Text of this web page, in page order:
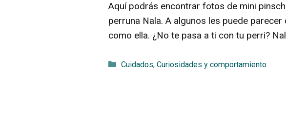
Aquí podrás encontrar fotos de mini
perruna Nala. A algunos les puede
como ella. ¿No te pasa a ti con tu perri?
Categorías
Cuidados, Curiosidades y comportamiento